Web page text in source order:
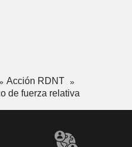
Acción RDNT
de fuerza relativa